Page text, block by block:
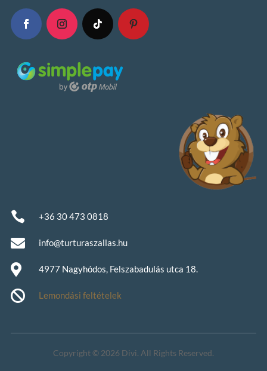
 +36 30 473 0818
 info@turturaszallas.hu
 4977 Nagyhódos, Felszabadulás utca 18.
 Lemondási feltételek
Copyright © 2026 Divi. All Rights Reserved.